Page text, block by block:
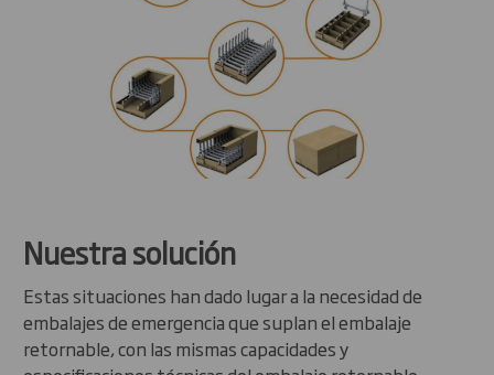
Nuestra solución
Estas situaciones han dado lugar a la necesidad de
embalajes de emergencia que suplan el embalaje
retornable, con las mismas capacidades y